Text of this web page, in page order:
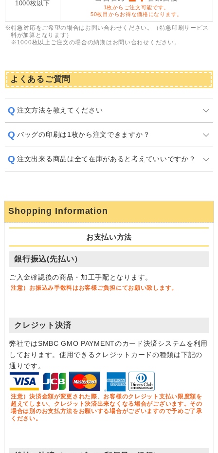
1000枚以下
1枚からご注文可能です。
50枚目からお得な価格になります。
※特急対応をご希望の場合はお問い合わせください。（特急印刷サービス
料が加算となります）
​※1000枚以上ご注文の場合の納期はお問い合わせください。
よくあるご質問
注文方法を教えてください
バッグの印刷は1枚から注文できますか？
注文出来る商品は全て在庫があると考えていいですか？
Shopping Information
お支払い方法
銀行振込(先払い）
ご入金確認後の商品・加工手配となります。
注意）お振込み手数料はお客様ご負担にてお願い致します。
クレジット決済
弊社ではSMBC GMO PAYMENTのカード決済システムを利用
しております。使用できるクレジットカードの種類は下記の
通りです。
注意）決済金額が変更された際、お客様のクレジット支払い限度額を
超えてしまい、クレジット決済出来なくなる場合がございます。その
場合は別のお支払方法をお願いする場合がございますので予めご了承
ください。